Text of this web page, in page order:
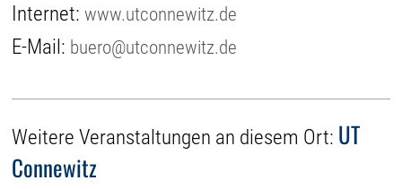
Internet:www.utconnewitz.de
E-Mail: buero@utconnewitz.de
Weitere Veranstaltungen an diesem Ort: UT
Connewitz